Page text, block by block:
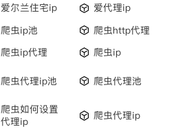
爱尔兰住宅ip
爱代理ip
爬虫ip池
爬虫http代理
爬虫ip代理
爬虫ip
爬虫代理ip池 爬虫代理池
爬虫如何设置
代理ip
爬虫代理ip